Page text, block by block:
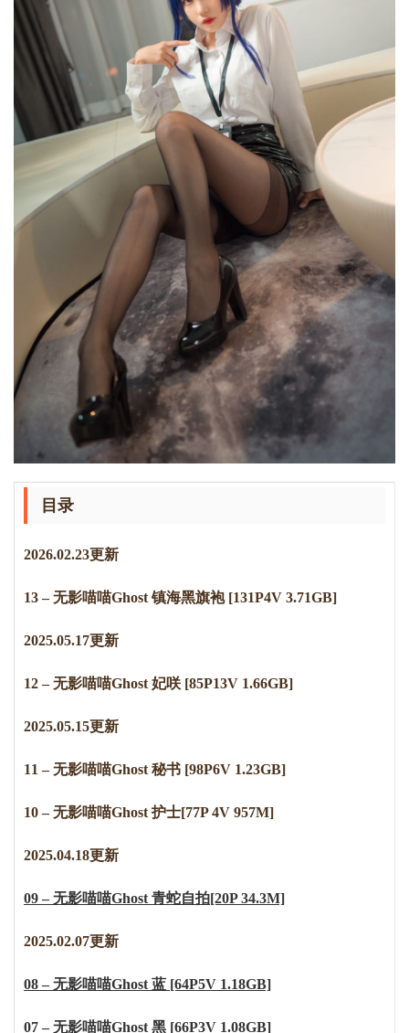
目录
2026.02.23更新
13 – 无影喵喵Ghost 镇海黑旗袍 [131P4V 3.71GB]
2025.05.17更新
12 – 无影喵喵Ghost 妃咲 [85P13V 1.66GB]
2025.05.15更新
11 – 无影喵喵Ghost 秘书 [98P6V 1.23GB]
10 – 无影喵喵Ghost 护士[77P 4V 957M]
2025.04.18更新
09 – 无影喵喵Ghost 青蛇自拍[20P 34.3M]
2025.02.07更新
08 – 无影喵喵Ghost 蓝 [64P5V 1.18GB]
07 – 无影喵喵Ghost 黑 [66P3V 1.08GB]